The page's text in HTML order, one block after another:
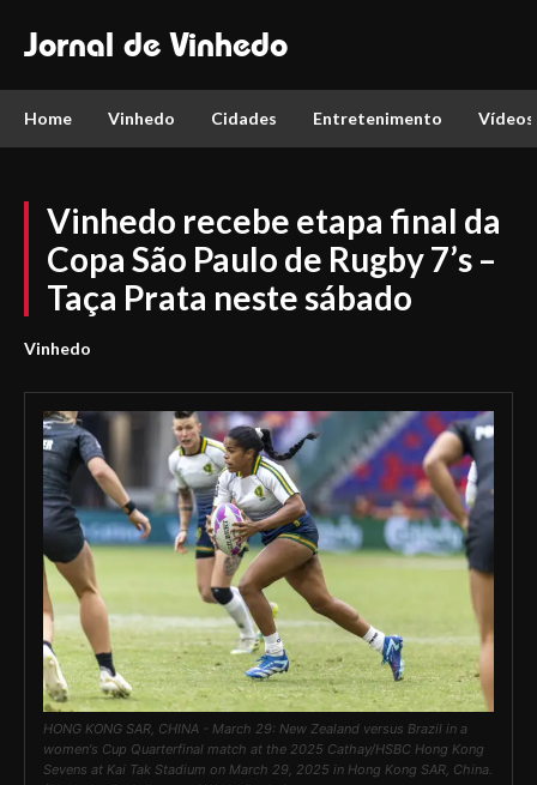
Jornal de Vinhedo
Home Vinhedo Cidades Entretenimento Vídeos
Vinhedo recebe etapa final da
Copa São Paulo de Rugby 7’s –
Taça Prata neste sábado
Vinhedo
HONG KONG SAR, CHINA - March 29: New Zealand versus Brazil in a
women's Cup Quarterfinal match at the 2025 Cathay/HSBC Hong Kong
Sevens at Kai Tak Stadium on March 29, 2025 in Hong Kong SAR, China.